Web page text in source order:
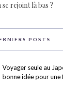
se rejoint là bas ?
POSTS
Voyager seule au
bonne idée pour une